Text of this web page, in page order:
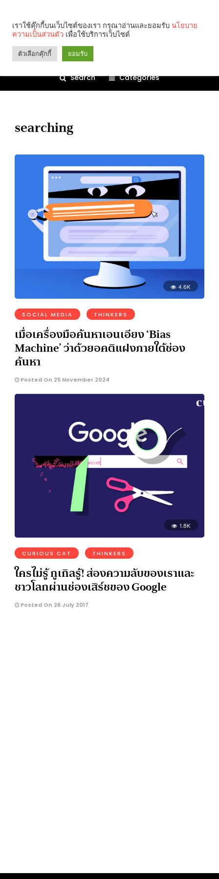
Search Categories
searching
4.6K
SOCIAL MEDIA THINKERS
เมื่อเครื่องมือค้นหาเอนเอียง ‘Bias
Machine’ ว่าด้วยอคติแฝงภายใต้ช่อง
ค้นหา
Posted On 25 November 2024
1.8K
CURIOUS CAT THINKERS
ใครไม่รู้ กูเกิลรู้! ส่องความลับของเราและ
ชาวโลกผ่านช่องเสิร์ชของ Google
Posted On 26 July 2017
เราใช้คุ๊กกี้บนเว็บไซต์ของเรา กรุณาอ่านและยอมรับ นโยบาย
ความเป็นส่วนตัว เพื่อใช้บริการเว็บไซต์
ตัวเลือกคุ๊กกี้ ยอมรับ